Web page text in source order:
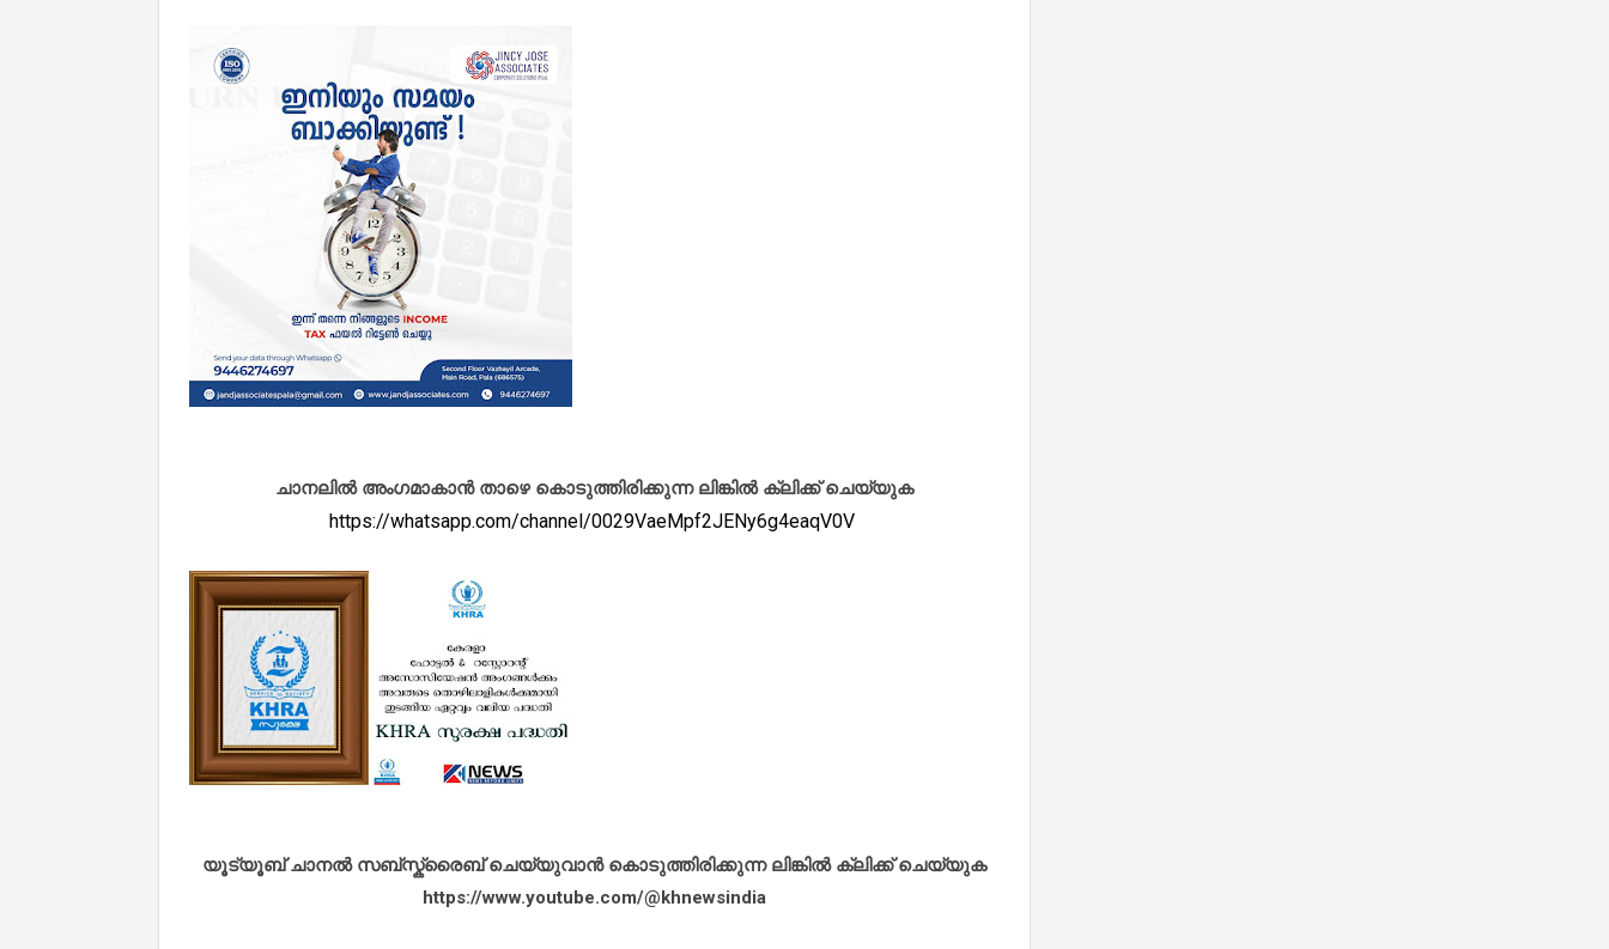
ചാനലിൽ അംഗമാകാൻ താഴെ കൊടുത്തിരിക്കുന്ന ലിങ്കിൽ ക്ലിക്ക് ചെയ്യുക
https://whatsapp.com/channel/0029VaeMpf2JENy6g4eaqV0V
യൂട്യൂബ് ചാനൽ സബ്സ്ക്രൈബ് ചെയ്യുവാൻ കൊടുത്തിരിക്കുന്ന ലിങ്കിൽ ക്ലിക്ക് ചെയ്യുക
https://www.youtube.com/@khnewsindia